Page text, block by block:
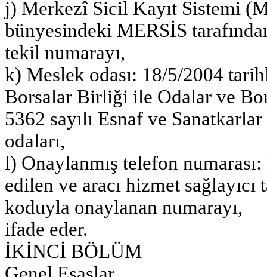
j) Merkezî Sicil Kayıt Sistemi
bünyesindeki MERSİS
tekil numarayı,
k) Meslek odası: 18/5/2004
Borsalar Birliği ile Odalar ve
5362 sayılı Esnaf ve
odaları,
l) Onaylanmış telefon
edilen ve aracı hizmet
koduyla onaylanan numarayı,
ifade eder.
İKİNCİ BÖLÜM